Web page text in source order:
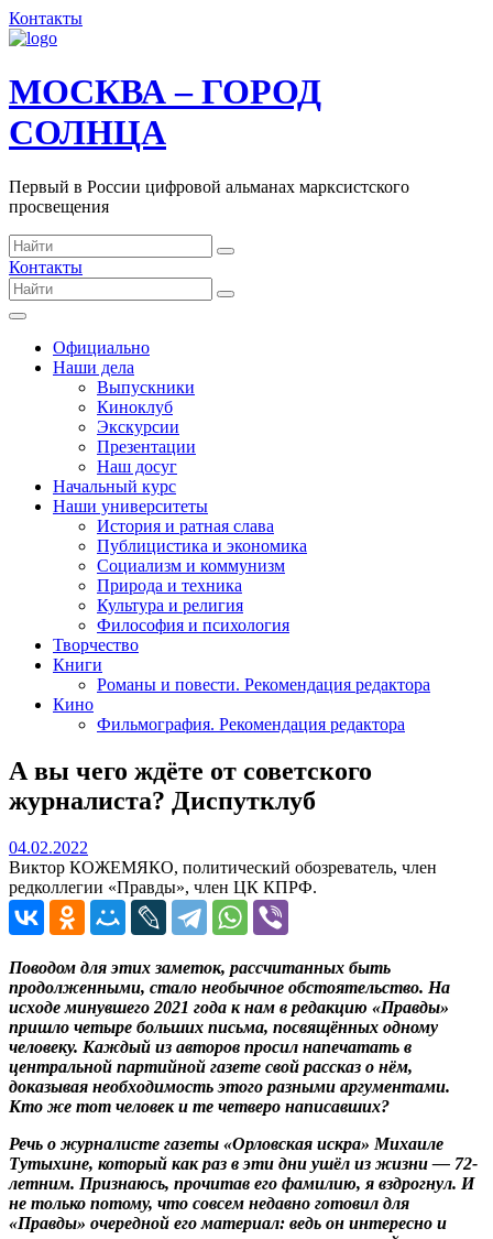
Контакты
МОСКВА – ГОРОД
СОЛНЦА
Первый в России цифровой альманах марксистского
просвещения
Контакты
Официально
Наши дела
Выпускники
Киноклуб
Экскурсии
Презентации
Наш досуг
Начальный курс
Наши университеты
История и ратная слава
Публицистика и экономика
Социализм и коммунизм
Природа и техника
Культура и религия
Философия и психология
Творчество
Книги
Романы и повести. Рекомендация редактора
Кино
Фильмография. Рекомендация редактора
А вы чего ждёте от советского
журналиста? Диспутклуб
04.02.2022
Виктор КОЖЕМЯКО, политический обозреватель, член
редколлегии «Правды», член ЦК КПРФ.
Поводом для этих заметок, рассчитанных быть
продолженными, стало необычное обстоятельство. На
исходе минувшего 2021 года к нам в редакцию «Правды»
пришло четыре больших письма, посвящённых одному
человеку. Каждый из авторов просил напечатать в
центральной партийной газете свой рассказ о нём,
доказывая необходимость этого разными аргументами.
Кто же тот человек и те четверо написавших?
Речь о журналисте газеты «Орловская искра» Михаиле
Тутыхине, который как раз в эти дни ушёл из жизни — 72-
летним. Признаюсь, прочитав его фамилию, я вздрогнул. И
не только потому, что совсем недавно готовил для
«Правды» очередной его материал: ведь он интересно и